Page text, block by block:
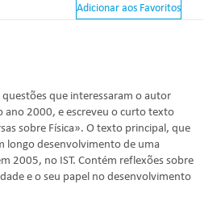
Adicionar aos Favoritos
questões que interessaram o autor
ano 2000, e escreveu o curto texto
sobre Física». O texto principal, que
longo desenvolvimento de uma
2005, no IST. Contém reflexões sobre
e o seu papel no desenvolvimento